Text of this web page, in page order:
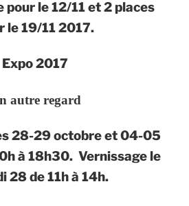
pour le 12/11 et 2 places
le 19/11 2017.
Expo 2017
autre regard
28-29 octobre et 04-05
à 18h30. Vernissage le
28 de 11h à 14h.